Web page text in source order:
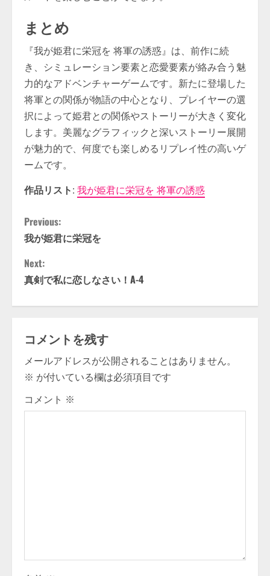
まとめ
『我が姫君に栄冠を 将軍の誘惑』は、前作に続
き、シミュレーション要素と恋愛要素が絡み合う魅
力的なアドベンチャーゲームです。新たに登場した
将軍との関係が物語の中心となり、プレイヤーの選
択によって姫君との関係やストーリーが大きく変化
します。美麗なグラフィックと深いストーリー展開
が魅力的で、何度でも楽しめるリプレイ性の高いゲ
ームです。
作品リスト: 我が姫君に栄冠を 将軍の誘惑
C
o
n
t
n
u
e
n
Previous:
我が姫君に栄冠を
Next:
真剣で私に恋しなさい！A-4
コメントを残す
メールアドレスが公開されることはありません。
※ が付いている欄は必須項目です
コメント ※